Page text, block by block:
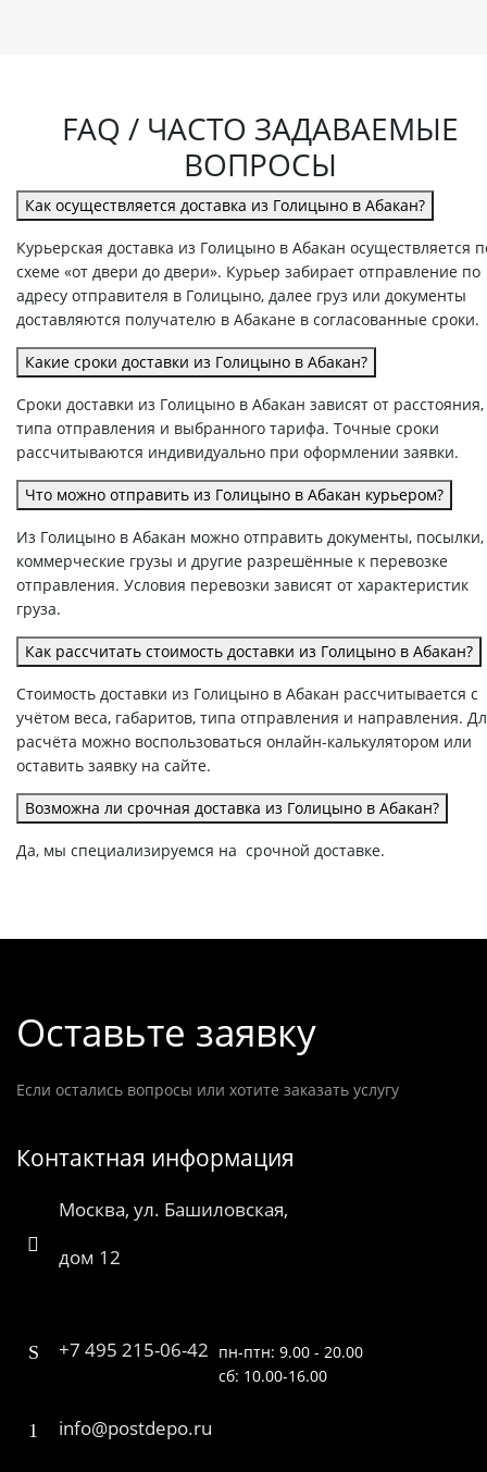
FAQ / ЧАСТО ЗАДАВАЕМЫЕ
ВОПРОСЫ
Как осуществляется доставка из Голицыно в Абакан?
Курьерская доставка из Голицыно в Абакан осуществляется
схеме «от двери до двери». Курьер забирает отправление по
адресу отправителя в Голицыно, далее груз или документы
доставляются получателю в Абакане в согласованные сроки.
Какие сроки доставки из Голицыно в Абакан?
Сроки доставки из Голицыно в Абакан зависят от расстояния,
типа отправления и выбранного тарифа. Точные сроки
рассчитываются индивидуально при оформлении заявки.
Что можно отправить из Голицыно в Абакан курьером?
Из Голицыно в Абакан можно отправить документы, посылки,
коммерческие грузы и другие разрешённые к перевозке
отправления. Условия перевозки зависят от характеристик
груза.
Как рассчитать стоимость доставки из Голицыно в Абакан?
Стоимость доставки из Голицыно в Абакан рассчитывается с
учётом веса, габаритов, типа отправления и направления.
расчёта можно воспользоваться онлайн-калькулятором или
оставить заявку на сайте.
Возможна ли срочная доставка из Голицыно в Абакан?
Да, мы специализируемся на срочной доставке.
Оставьте заявку
Если остались вопросы или хотите заказать услугу
Контактная информация
Москва, ул. Башиловская,
дом 12
+7 495 215-06-42 пн-птн: 9.00 - 20.00
сб: 10.00-16.00
info@postdepo.ru